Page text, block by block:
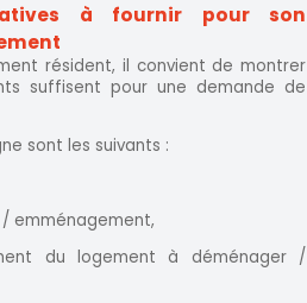
à fournir pour son
résident, il convient de montrer
suffisent pour une demande de
sont les suivants :
emménagement,
du logement à déménager /